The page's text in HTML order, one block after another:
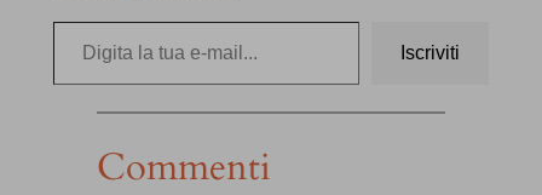
Digita la tua e-mail…
Iscriviti
Commenti